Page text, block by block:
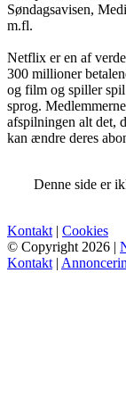
Søndagsavisen,
m.fl.
Netflix er en af
300 millioner
og film og spiller
sprog.
afspilningen alt det,
kan ændre deres
Denne side er
Kontakt | Cookies
© Copyright 2026 |
Kontakt |